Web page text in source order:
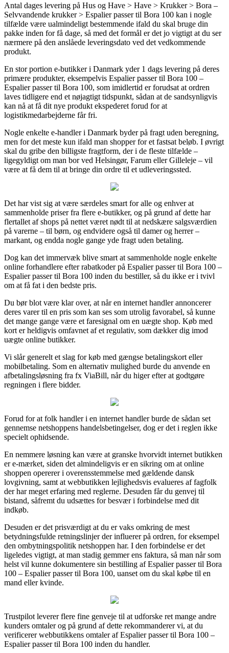
Antal dages levering på Hus og Have > Have > Krukker > Bora –
Selvvandende krukker > Espalier passer til Bora 100 kan i nogle
tilfælde være ualmindeligt bestemmende ifald du skal bruge din
pakke inden for få dage, så med det formål er det jo vigtigt at du ser
nærmere på den anslåede leveringsdato ved det vedkommende
produkt.
En stor portion e-butikker i Danmark yder 1 dags levering på deres
primære produkter, eksempelvis Espalier passer til Bora 100 –
Espalier passer til Bora 100, som imidlertid er forudsat at ordren
laves tidligere end et nøjagtigt tidspunkt, sådan at de sandsynligvis
kan nå at få dit nye produkt ekspederet forud for at
logistikmedarbejderne får fri.
Nogle enkelte e-handler i Danmark byder på fragt uden beregning,
men for det meste kun ifald man shopper for et fastsat beløb. I øvrigt
skal du gribe den billigste fragtform, der i de fleste tilfælde –
ligegyldigt om man bor ved Helsingør, Farum eller Gilleleje – vil
være at få dem til at bringe din ordre til et udleveringssted.
Det har vist sig at være særdeles smart for alle og enhver at
sammenholde priser fra flere e-butikker, og på grund af dette har
flertallet af shops på nettet været nødt til at nedskære salgsværdien
på varerne – til børn, og endvidere også til damer og herrer –
markant, og endda nogle gange yde fragt uden betaling.
Dog kan det immervæk blive smart at sammenholde nogle enkelte
online forhandlere efter rabatkoder på Espalier passer til Bora 100 –
Espalier passer til Bora 100 inden du bestiller, så du ikke er i tvivl
om at få fat i den bedste pris.
Du bør blot være klar over, at når en internet handler annoncerer
deres varer til en pris som kan ses som utrolig favorabel, så kunne
det mange gange være et faresignal om en uægte shop. Køb med
kort er heldigvis omfavnet af et regulativ, som dækker dig imod
uægte online butikker.
Vi slår generelt et slag for køb med gængse betalingskort eller
mobilbetaling. Som en alternativ mulighed burde du anvende en
afbetalingsløsning fra fx ViaBill, når du higer efter at godtgøre
regningen i flere bidder.
Forud for at folk handler i en internet handler burde de sådan set
gennemse netshoppens handelsbetingelser, dog er det i reglen ikke
specielt ophidsende.
En nemmere løsning kan være at granske hvorvidt internet butikken
er e-mærket, siden det almindeligvis er en sikring om at online
shoppen opererer i overensstemmelse med gældende dansk
lovgivning, samt at webbutikken lejlighedsvis evalueres af fagfolk
der har meget erfaring med reglerne. Desuden får du genvej til
bistand, såfremt du udsættes for besvær i forbindelse med dit
indkøb.
Desuden er det prisværdigt at du er vaks omkring de mest
betydningsfulde retningslinjer der influerer på ordren, for eksempel
den ombytningspolitik netshoppen har. I den forbindelse er det
ligeledes vigtigt, at man stadig gemmer ens faktura, så man når som
helst vil kunne dokumentere sin bestilling af Espalier passer til Bora
100 – Espalier passer til Bora 100, uanset om du skal købe til en
mand eller kvinde.
Trustpilot leverer flere fine genveje til at udforske ret mange andre
kunders omtaler og på grund af dette rekommanderer vi, at du
verificerer webbutikkens omtaler af Espalier passer til Bora 100 –
Espalier passer til Bora 100 inden du handler.